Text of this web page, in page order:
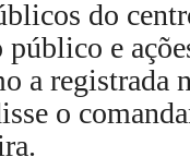
do
e
a registrada
o